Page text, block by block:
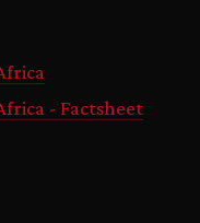
- Factsheet